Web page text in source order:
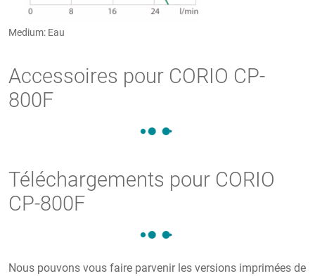
Medium: Eau
Accessoires pour CORIO CP-
800F
Téléchargements pour CORIO
CP-800F
Nous pouvons vous faire parvenir les versions imprimées de